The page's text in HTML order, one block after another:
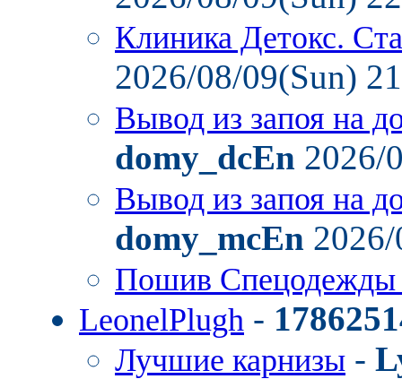
Клиника Детокс.
2026/08/09(Sun)
Вывод из запоя на
domy_dcEn 2026/
Вывод из запоя на
domy_mcEn
Пошив
LeonelPlugh -
Лучшие карнизы -